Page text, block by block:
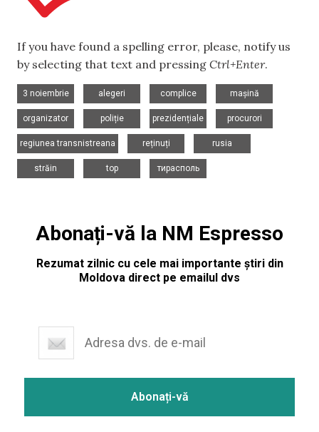
If you have found a spelling error, please, notify us
by selecting that text and pressing Ctrl+Enter.
3 noiembrie
alegeri
complice
mașină
organizator
poliție
prezidențiale
procurori
regiunea transnistreana
reținuți
rusia
străin
top
тирасполь
Abonați-vă la NM Espresso
Rezumat zilnic cu cele mai importante știri din
Moldova direct pe emailul dvs